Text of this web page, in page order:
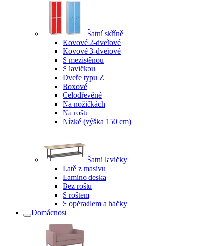
Šatní skříně
Kovové 2-dveřové
Kovové 3-dveřové
S mezistěnou
S lavičkou
Dveře typu Z
Boxové
Celodřevěné
Na nožičkách
Na roštu
Nízké (výška 150 cm)
Šatní lavičky
Latě z masivu
Lamino deska
Bez roštu
S roštem
S opěradlem a háčky
Domácnost